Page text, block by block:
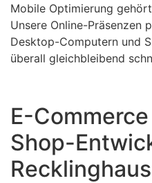
Mobile Optimierung
Unsere Online-Präsenzen
Desktop-Computern und
überall gleichbleibend
E-
Shop-